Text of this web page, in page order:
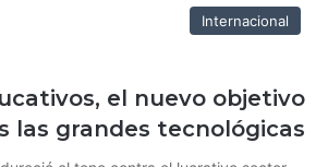
Internacional
el nuevo objetivo
las grandes tecnológicas